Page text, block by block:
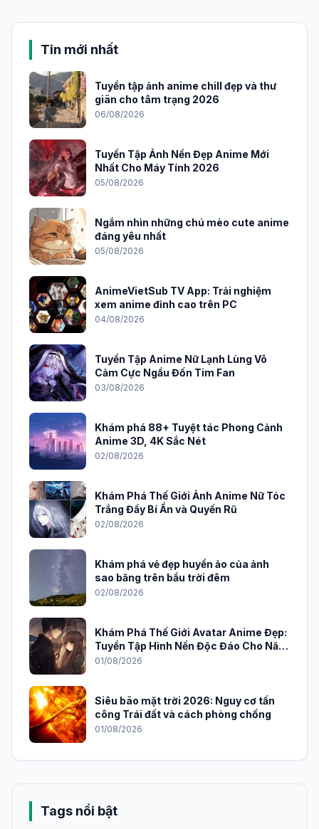
Tin mới nhất
Tuyển tập ảnh anime chill đẹp và thư
giãn cho tâm trạng 2026
06/08/2026
Tuyển Tập Ảnh Nền Đẹp Anime Mới
Nhất Cho Máy Tính 2026
05/08/2026
Ngắm nhìn những chú mèo cute anime
đáng yêu nhất
05/08/2026
AnimeVietSub TV App: Trải nghiệm
xem anime đỉnh cao trên PC
04/08/2026
Tuyển Tập Anime Nữ Lạnh Lùng Vô
Cảm Cực Ngầu Đốn Tim Fan
03/08/2026
Khám phá 88+ Tuyệt tác Phong Cảnh
Anime 3D, 4K Sắc Nét
02/08/2026
Khám Phá Thế Giới Ảnh Anime Nữ Tóc
Trắng Đầy Bí Ẩn và Quyến Rũ
02/08/2026
Khám phá vẻ đẹp huyền ảo của ảnh
sao băng trên bầu trời đêm
02/08/2026
Khám Phá Thế Giới Avatar Anime Đẹp:
Tuyển Tập Hình Nền Độc Đáo Cho Năm
2026
01/08/2026
Siêu bão mặt trời 2026: Nguy cơ tấn
công Trái đất và cách phòng chống
01/08/2026
Tags nổi bật